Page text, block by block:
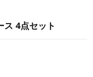
ス 4点セット